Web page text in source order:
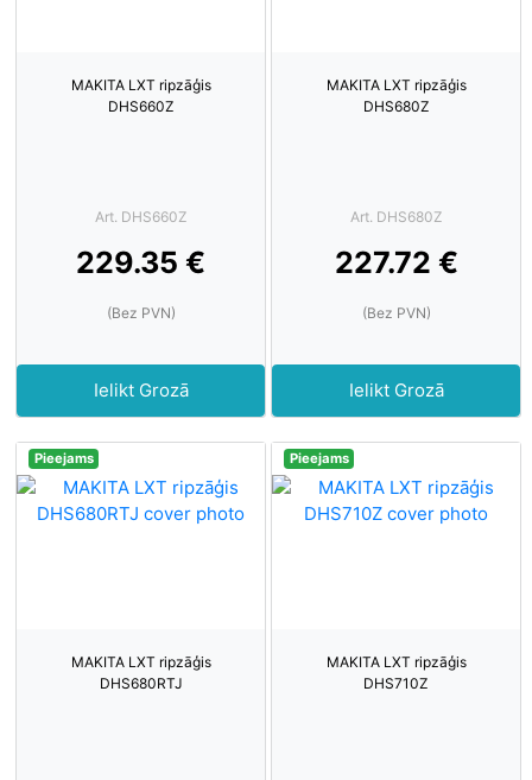
MAKITA LXT ripzāģis
DHS660Z
Art. DHS660Z
229.35 €
(Bez PVN)
Ielikt Grozā
MAKITA LXT ripzāģis
DHS680Z
Art. DHS680Z
227.72 €
(Bez PVN)
Ielikt Grozā
Pieejams
MAKITA LXT ripzāģis
DHS680RTJ
Pieejams
MAKITA LXT ripzāģis
DHS710Z